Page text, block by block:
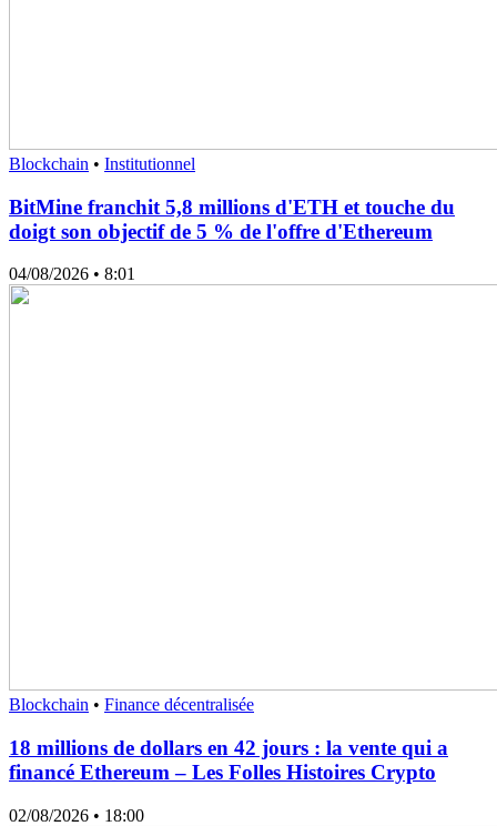
Blockchain • Institutionnel
BitMine franchit 5,8 millions d'ETH et touche du
doigt son objectif de 5 % de l'offre d'Ethereum
04/08/2026 • 8:01
Blockchain • Finance décentralisée
18 millions de dollars en 42 jours : la vente qui a
financé Ethereum – Les Folles Histoires Crypto
02/08/2026 • 18:00